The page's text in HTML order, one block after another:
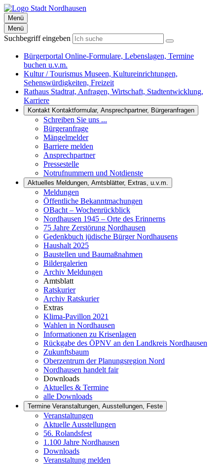
Menü
Menü
Suchbegriff eingeben
Bürgerportal Online-Formulare, Lebenslagen, Termine
buchen u.v.m.
Kultur / Tourismus Museen, Kultureinrichtungen,
Sehenswürdigkeiten, Freizeit
Rathaus Stadtrat, Anfragen, Wirtschaft, Stadtentwicklung,
Karriere
Kontakt Kontaktformular, Ansprechpartner, Bürgeranfragen
Schreiben Sie uns ...
Bürgeranfrage
Mängelmelder
Barriere melden
Ansprechpartner
Pressestelle
Notrufnummern und Notdienste
Aktuelles Meldungen, Amtsblätter, Extras, u.v.m.
Meldungen
Öffentliche Bekanntmachungen
OBacht – Wochenrückblick
Nordhausen 1945 – Orte des Erinnerns
75 Jahre Zerstörung Nordhausen
Gedenkbuch jüdische Bürger Nordhausens
Haushalt 2025
Baustellen und Baumaßnahmen
Bildergalerien
Archiv Meldungen
Amtsblatt
Ratskurier
Archiv Ratskurier
Extras
Klima-Pavillon 2021
Wahlen in Nordhausen
Informationen zu Krisenlagen
Rückgabe des ÖPNV an den Landkreis Nordhausen
Zukunftsbaum
Oberzentrum der Planungsregion Nord
Nordhausen handelt fair
Downloads
Aktuelles & Termine
alle Downloads
Termine Veranstaltungen, Ausstellungen, Feste
Veranstaltungen
Aktuelle Ausstellungen
56. Rolandsfest
1.100 Jahre Nordhausen
Downloads
Veranstaltung melden